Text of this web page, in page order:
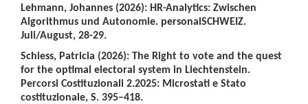
Lehmann, Johannes (2026): HR-Analytics: Zwischen
Algorithmus und Autonomie. personalSCHWEIZ.
Juli/August, 28-29.
Schiess, Patricia (2026): The Right to vote and the quest
for the optimal electoral system in Liechtenstein.
Percorsi Costituzionali 2.2025: Microstati e Stato
costituzionale, S. 395–418.